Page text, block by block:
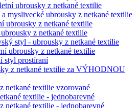
ubrousky z netkané textilie
a myslivecké ubrousky z netkané textilie
ubrousky z netkané textilie
z netkané textilie
styl - ubrousky z netkané textilie
ubrousky z netkané textilie
styl prostíraní
z netkané textilie za VÝHODNOU
netkané textilie vzorované
textilie - jednobarevné
netkané textilie - jednobarevné